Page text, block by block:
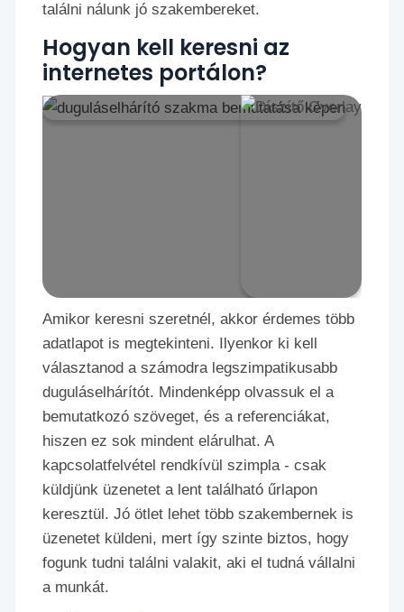
találni nálunk jó szakembereket.
Hogyan kell keresni az
internetes portálon?
Amikor keresni szeretnél, akkor érdemes több
adatlapot is megtekinteni. Ilyenkor ki kell
választanod a számodra legszimpatikusabb
duguláselhárítót. Mindenképp olvassuk el a
bemutatkozó szöveget, és a referenciákat,
hiszen ez sok mindent elárulhat. A
kapcsolatfelvétel rendkívül szimpla - csak
küldjünk üzenetet a lent található űrlapon
keresztül. Jó ötlet lehet több szakembernek is
üzenetet küldeni, mert így szinte biztos, hogy
fogunk tudni találni valakit, aki el tudná vállalni
a munkát.